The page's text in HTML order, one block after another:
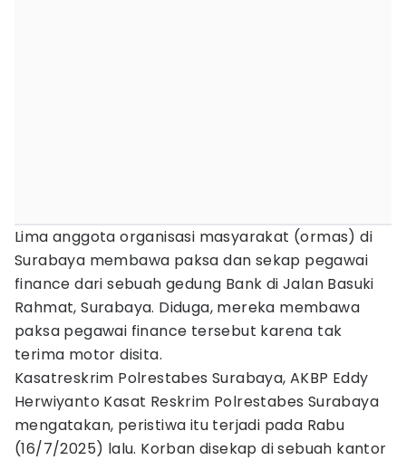
Lima anggota organisasi masyarakat (ormas) di
Surabaya membawa paksa dan sekap pegawai
finance dari sebuah gedung Bank di Jalan Basuki
Rahmat, Surabaya. Diduga, mereka membawa
paksa pegawai finance tersebut karena tak
terima motor disita.
Kasatreskrim Polrestabes Surabaya, AKBP Eddy
Herwiyanto Kasat Reskrim Polrestabes Surabaya
mengatakan, peristiwa itu terjadi pada Rabu
(16/7/2025) lalu. Korban disekap di sebuah kantor